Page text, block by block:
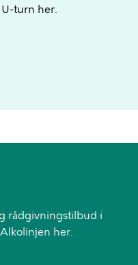
turn her.
rådgivningstilbud i
her.